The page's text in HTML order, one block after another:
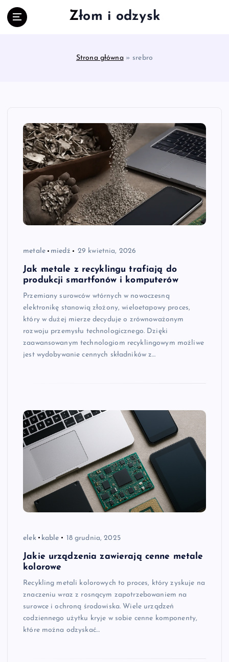
Złom i odzysk
Strona główna» srebro
metale miedź 29 kwietnia, 2026
Jak metale z recyklingu trafiają do
produkcji smartfonów i komputerów
Przemiany surowców wtórnych w nowoczesną
elektronikę stanowią złożony, wieloetapowy proces,
który w dużej mierze decyduje o zrównoważonym
rozwoju przemysłu technologicznego. Dzięki
zaawansowanym technologiom recyklingowym możliwe
jest wydobywanie cennych składników z…
elek kable 18 grudnia, 2025
Jakie urządzenia zawierają cenne metale
kolorowe
Recykling metali kolorowych to proces, który zyskuje na
znaczeniu wraz z rosnącym zapotrzebowaniem na
surowce i ochroną środowiska. Wiele urządzeń
codziennego użytku kryje w sobie cenne komponenty,
które można odzyskać…